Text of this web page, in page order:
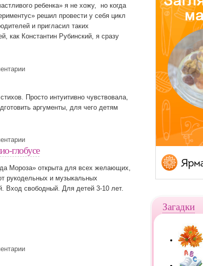
ребенка» я не хожу, но когда
решил провести у себя цикл
и пригласил таких
как Константин Рубинский, я сразу
Просто интуитивно чувствовала,
аргументы, для чего детям
глобусе
Мороза» открыта для всех желающих,
рукодельных и музыкальных
Вход свободный. Для детей 3-10 лет.
Загадки